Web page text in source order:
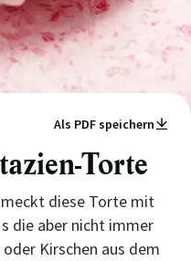
Als PDF speichern
Torte
diese Torte mit
die aber nicht immer
Kirschen aus dem